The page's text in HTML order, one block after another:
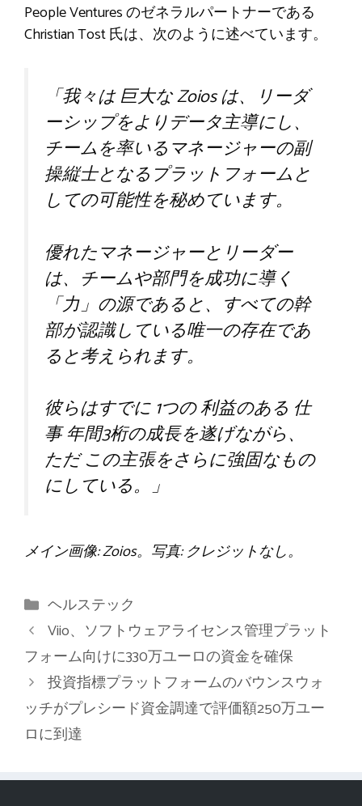
People Ventures のゼネラルパートナーである
Christian Tost 氏は、次のように述べています。
「我々は巨大なZoios は、リーダ
ーシップをよりデータ主導にし、
チームを率いるマネージャーの副
操縦士となるプラットフォームと
しての可能性を秘めています。
優れたマネージャーとリーダー
は、チームや部門を成功に導く
「力」の源であると、すべての幹
部が認識している唯一の存在であ
ると考えられます。
彼らはすでに 1つの利益のある 仕
事年間3桁の成長を遂げながら、
ただこの主張をさらに強固なもの
にしている。」
メイン画像: Zoios。写真: クレジットなし。
カ
テ
リ
ー
ヘルステック
Viio、ソフトウェアライセンス管理プラット
フォーム向けに330万ユーロの資金を確保
投資指標プラットフォームのバウンスウォ
ッチがプレシード資金調達で評価額250万ユー
ロに到達